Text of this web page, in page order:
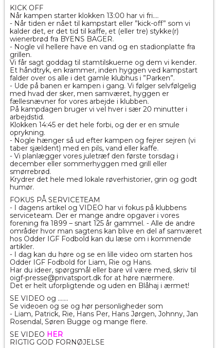
KICK OFF
Når kampen starter klokken 13:00 har vi fri….
- Når tiden er nået til kampstart eller ”kick-off” som vi
kalder det, er det tid til kaffe, et (eller tre) stykke(r)
wienerbrød fra BYENS BAGER.
- Nogle vil hellere have en vand og en stadionplatte fra
grillen.
Vi får sagt goddag til stamtilskuerne og dem vi kender.
Et håndtryk, en krammer, inden hyggen ved kampstart
falder over os alle i det gamle klubhus i ”Parken”.
- Ude på banen er kampen i gang. Vi følger selvfølgelig
med hvad der sker, men samværet, hyggen er
fællesnævner for vores arbejde i klubben.
På kampdagen bruger vi vel hver i sær 20 minutter i
arbejdstid.
Klokken 14:45 er det hele forbi, og der er en smule
oprykning.
- Nogle hænger så ud efter kampen og fejrer sejren (vi
taber sjældent) med en pils, vand eller kaffe.
- Vi planlægger vores juletræf den første torsdag i
december eller sommerhyggen med grill eller
smørrebrød.
Krydrer det hele med lokale røverhistorier, grin og godt
humør.
FOKUS PÅ SERVICETEAM
- I dagens artikel og VIDEO har vi fokus på klubbens
serviceteam. Der er mange andre opgaver i vores
forening fra 1899 – snart 125 år gammel. - Alle de andre
områder hvor man sagtens kan blive en del af samværet
hos Odder IGF Fodbold kan du læse om i kommende
artikler.
- I dag kan du høre og se en lille video om starten hos
Odder IGF Fodbold for Liam, Rie og Hans.
Har du ideer, spørgsmål eller bare vil være med, skriv til
oigf-presse@privatsport.dk for at høre nærmere.
Det er helt uforpligtende og uden en Blåhaj i ærmet!
SE VIDEO og .......
Se videoen og se og hør personligheder som
- Liam, Patrick, Rie, Hans Per, Hans Jørgen, Johnny, Jan
Rosendal, Søren Bugge og mange flere.
SE VIDEO HER
RIGTIG GOD FORNØJELSE